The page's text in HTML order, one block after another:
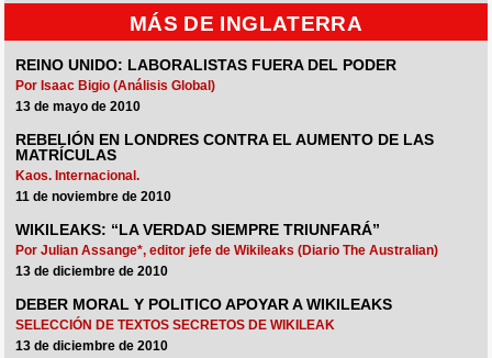
MÁS DE INGLATERRA
REINO UNIDO: LABORALISTAS FUERA DEL PODER
Por Isaac Bigio (Análisis Global)
13 de mayo de 2010
REBELIÓN EN LONDRES CONTRA EL AUMENTO DE LAS
MATRÍCULAS
Kaos. Internacional.
11 de noviembre de 2010
WIKILEAKS: “LA VERDAD SIEMPRE TRIUNFARÁ”
Por Julian Assange*, editor jefe de Wikileaks (Diario The Australian)
13 de diciembre de 2010
DEBER MORAL Y POLITICO APOYAR A WIKILEAKS
SELECCIÓN DE TEXTOS SECRETOS DE WIKILEAK
13 de diciembre de 2010